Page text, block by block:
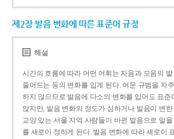
제2장 발음 변화에 따른 표준어 규정
해설
시간의 흐름에 따라 어떤 어휘는 자음과 모음의
줄어드는 등의 변화를 입게 된다. 어문 규범을 자
하지 않으므로 발음에 다소의 변화를 입어도 표준
않지만, 발음 변화의 정도가 심하거나 발음이 변
교양 있는 서울 지역 사람들이 바뀐 발음으로 말
를 새로이 정하게 된다. 발음 변화에 따라 새로이